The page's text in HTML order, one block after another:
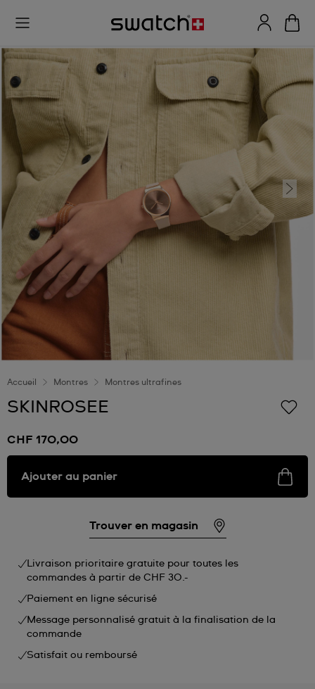
Accueil Montres Montres ultrafines
SKINROSEE
CHF 170,00
Ajouter au panier
Trouver en magasin
Livraison prioritaire gratuite pour toutes les
commandes à partir de CHF 30.-
Paiement en ligne sécurisé
Message personnalisé gratuit à la finalisation de la
commande
Satisfait ou remboursé